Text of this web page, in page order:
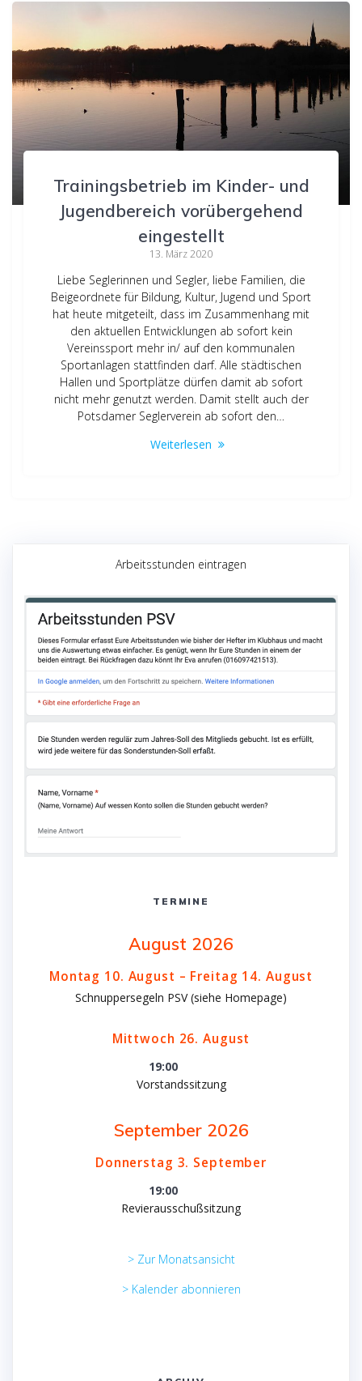
Trainingsbetrieb im Kinder- und
Jugendbereich vorübergehend
eingestellt
13. März 2020
Liebe Seglerinnen und Segler, liebe Familien, die
Beigeordnete für Bildung, Kultur, Jugend und Sport
hat heute mitgeteilt, dass im Zusammenhang mit
den aktuellen Entwicklungen ab sofort kein
Vereinssport mehr in/ auf den kommunalen
Sportanlagen stattfinden darf. Alle städtischen
Hallen und Sportplätze dürfen damit ab sofort
nicht mehr genutzt werden. Damit stellt auch der
Potsdamer Seglerverein ab sofort den…
Weiterlesen
Arbeitsstunden eintragen
TERMINE
August 2026
Montag 10. August – Freitag 14. August
Schnuppersegeln PSV (siehe Homepage)
Mittwoch 26. August
19:00
Vorstandssitzung
September 2026
Donnerstag 3. September
19:00
Revierausschußsitzung
> Zur Monatsansicht
> Kalender abonnieren